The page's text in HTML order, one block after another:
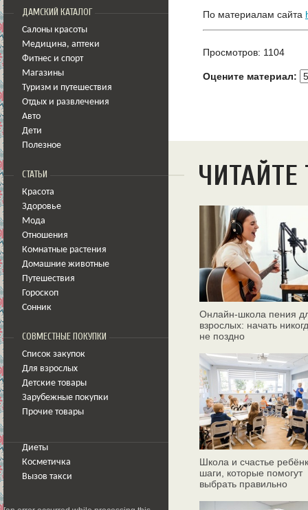
ДАМСКИЙ КАТАЛОГ
Салоны красоты
Медицина, аптеки
Фитнес и спорт
Магазины
Туризм и путешествия
Отдых и развлечения
Авто
Дети
Полезное
СТАТЬИ
Красота
Здоровье
Мода
Отношения
Комнатные растения
Домашние животные
Путешествия
Гороскоп
Сонник
СОВМЕСТНЫЕ ПОКУПКИ
Список закупок
Для взрослых
Детские товары
Зарубежные покупки
Прочие товары
Диеты
Косметичка
Вызов такси
По материалам сайта
Просмотров: 1104
Оцените материал:
Онлайн‑школа пения
взрослых: начать
не поздно
Школа и счастье
шаги, которые помогут
выбрать правильно